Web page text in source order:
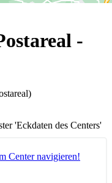
-
'Eckdaten des Centers'
Center navigieren!